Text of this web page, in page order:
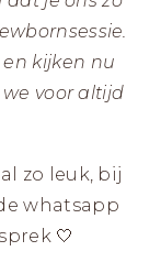
kijken nu
voor altijd
zo leuk, bij
whatsapp
🤍